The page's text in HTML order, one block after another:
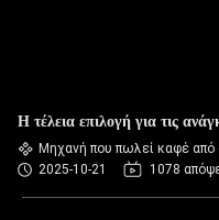
Η τέλεια επιλογή για τις
Μηχανή που πωλεί καφέ από
2025-10-21
1078